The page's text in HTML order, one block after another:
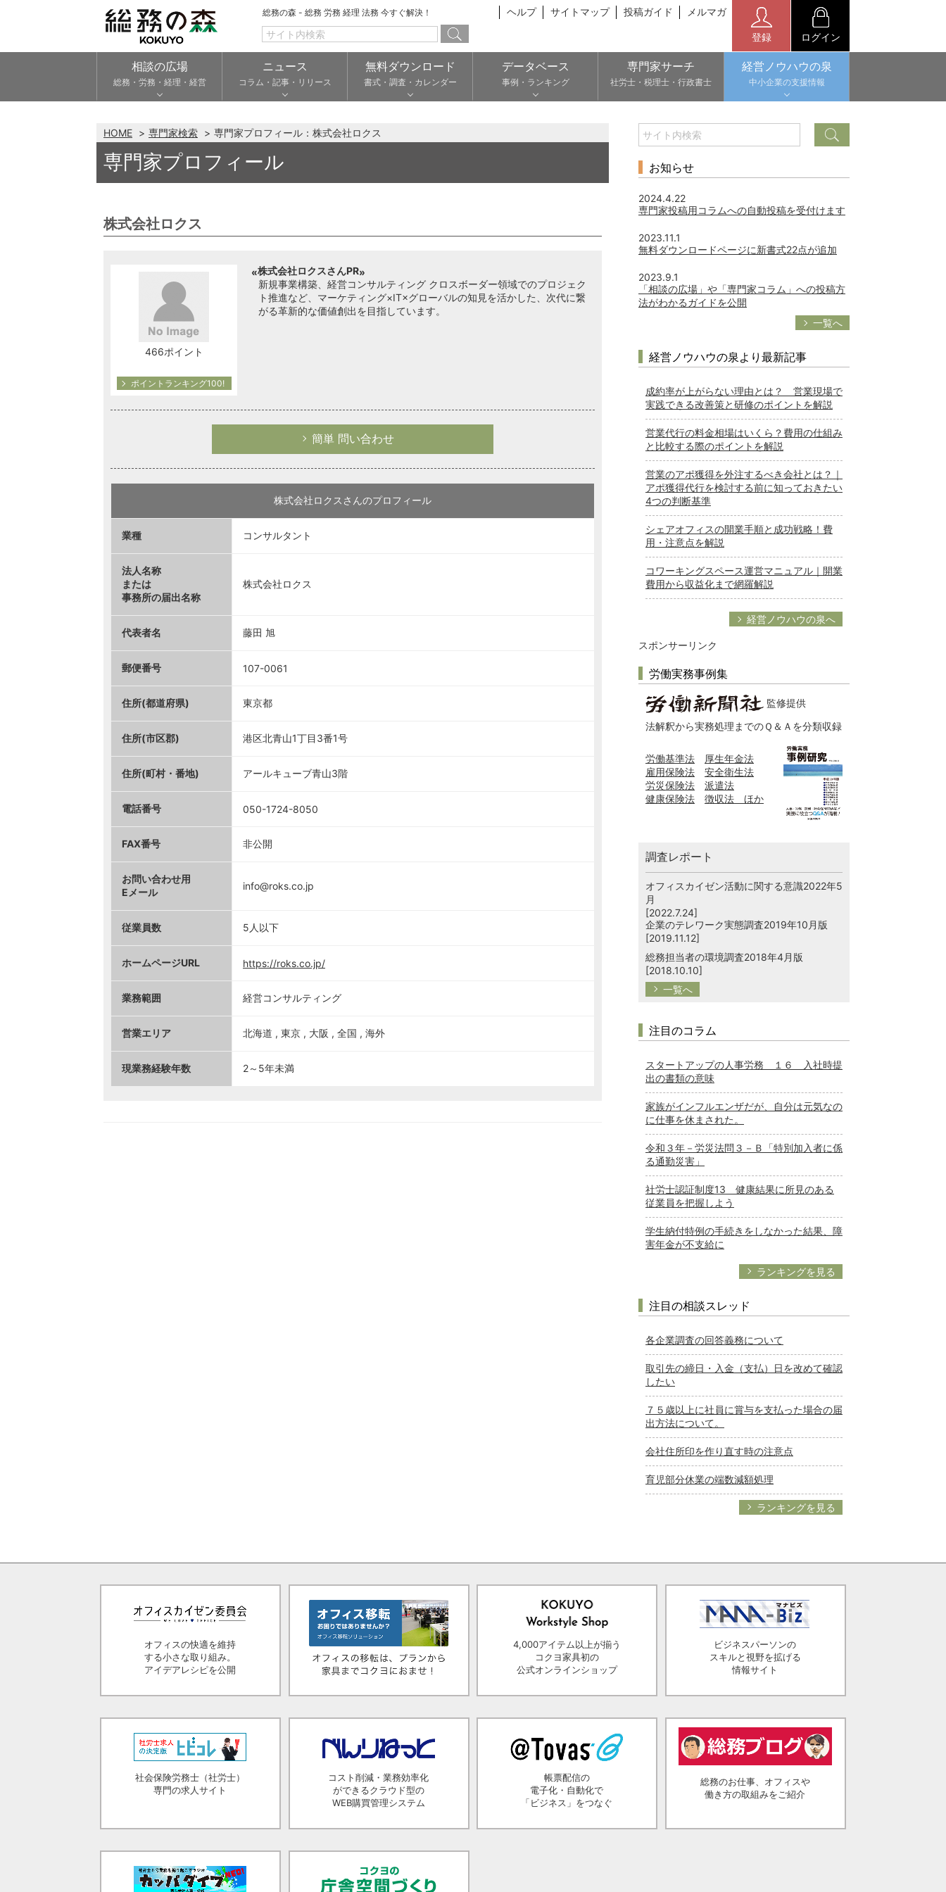
総務の森 - 総務 労務 経理 法務 今すぐ解決！ ヘルプ サイトマップ 投稿ガイド メルマガ
登録 ログイン
相談の広場
総務・労務・経理・経営
ニュース
コラム・記事・リリース
無料ダウンロード
書式・調査・カレンダー
データベース
事例・ランキング
専門家サーチ
社労士・税理士・行政書士
経営ノウハウの泉
中小企業の支援情報
HOME 専門家検索 専門家プロフィール：株式会社ロクス
専門家プロフィール
株式会社ロクス
466ポイント
ポイントランキング100!
株式会社ロクスさんPR
新規事業構築、経営コンサルティング クロスボーダー領域でのプロジェク
ト推進など、マーケティング×IT×グローバルの知見を活かした、次代に繋
がる革新的な価値創出を目指しています。
簡単 問い合わせ
株式会社ロクスさんのプロフィール
業種 コンサルタント
法人名称
または
事務所の届出名称
株式会社ロクス
代表者名 藤田 旭
郵便番号 107-0061
住所(都道府県) 東京都
住所(市区郡) 港区北青山1丁目3番1号
住所(町村・番地) アールキューブ青山3階
電話番号 050-1724-8050
FAX番号 非公開
お問い合わせ用
Eメール
info@roks.co.jp
従業員数 5人以下
ホームページURL https://roks.co.jp/
業務範囲 経営コンサルティング
営業エリア 北海道 , 東京 , 大阪 , 全国 , 海外
現業務経験年数 2～5年未満
お知らせ
2024.4.22
専門家投稿用コラムへの自動投稿を受付けます
2023.11.1
無料ダウンロードページに新書式22点が追加
2023.9.1
「相談の広場」や「専門家コラム」への投稿方
法がわかるガイドを公開
一覧へ
経営ノウハウの泉より最新記事
成約率が上がらない理由とは？ 営業現場で
実践できる改善策と研修のポイントを解説
営業代行の料金相場はいくら？費用の仕組み
と比較する際のポイントを解説
営業のアポ獲得を外注するべき会社とは？｜
アポ獲得代行を検討する前に知っておきたい
4つの判断基準
シェアオフィスの開業手順と成功戦略！費
用・注意点を解説
コワーキングスペース運営マニュアル｜開業
費用から収益化まで網羅解説
経営ノウハウの泉へ
スポンサーリンク
労働実務事例集
監修提供
法解釈から実務処理までのＱ＆Ａを分類収録
労働基準法
厚生年金法
雇用保険法
安全衛生法
労災保険法
派遣法
健康保険法
徴収法 ほか
調査レポート
オフィスカイゼン活動に関する意識2022年5
月
[2022.7.24]
企業のテレワーク実態調査2019年10月版
[2019.11.12]
総務担当者の環境調査2018年4月版
[2018.10.10]
一覧へ
注目のコラム
スタートアップの人事労務 １６ 入社時提
出の書類の意味
家族がインフルエンザだが、自分は元気なの
に仕事を休まされた。
令和３年－労災法問３－Ｂ「特別加入者に係
る通勤災害」
社労士認証制度13 健康結果に所見のある
従業員を把握しよう
学生納付特例の手続きをしなかった結果、障
害年金が不支給に
ランキングを見る
注目の相談スレッド
各企業調査の回答義務について
取引先の締日・入金（支払）日を改めて確認
したい
７５歳以上に社員に賞与を支払った場合の届
出方法について。
会社住所印を作り直す時の注意点
育児部分休業の端数減額処理
ランキングを見る
オフィスの快適を維持
する小さな取り組み。
アイデアレシピを公開
4,000アイテム以上が揃う
コクヨ家具初の
公式オンラインショップ
ビジネスパーソンの
スキルと視野を拡げる
情報サイト
社会保険労務士（社労士）
専門の求人サイト
コスト削減・業務効率化
ができるクラウド型の
WEB購買管理システム
帳票配信の
電子化・自動化で
「ビジネス」をつなぐ
総務のお仕事、オフィスや
働き方の取組みをご紹介